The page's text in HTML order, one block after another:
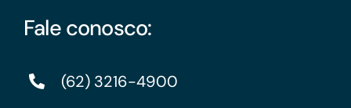
Fale conosco:
(62) 3216-4900